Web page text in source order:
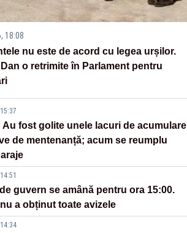
18:08
nu este de acord cu legea urșilor.
o retrimite în Parlament pentru
Au fost golite unele lacuri de acumulare
de mentenanță; acum se reumplu
guvern se amână pentru ora 15:00.
a obținut toate avizele